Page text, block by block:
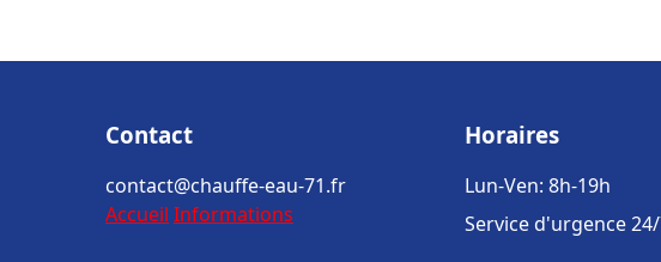
Contact
contact@chauffe-eau-71.fr
Accueil Informations
Horaires
Lun-Ven: 8h-19h
Service d'urgence